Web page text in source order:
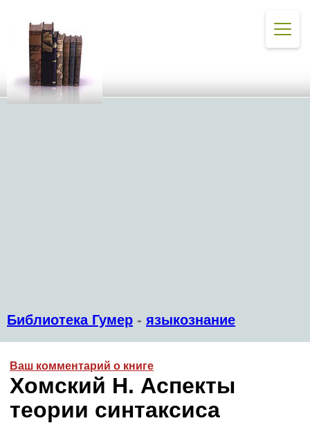
Библиотека Гумер - языкознание
Ваш комментарий о книге
Хомский Н. Аспекты
теории синтаксиса